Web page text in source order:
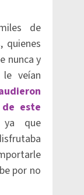
de
quienes
nunca y
veían
este
ya que
por no